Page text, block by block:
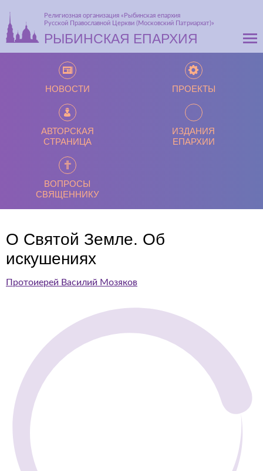
Религиозная организация «Рыбинская епархия
Русской Православной Церкви (Московский Патриархат)»
РЫБИНСКАЯ ЕПАРХИЯ
НОВОСТИ ПРОЕКТЫ
АВТОРСКАЯ
СТРАНИЦА
ИЗДАНИЯ
ЕПАРХИИ
ВОПРОСЫ
СВЯЩЕННИКУ
О Святой Земле. Об
искушениях
Протоиерей Василий Мозяков